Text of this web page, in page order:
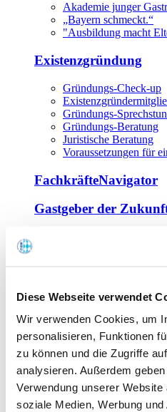
Diese Webseite verwendet
Wir verwenden Cookies, um
personalisieren, Funktionen
zu können und die Zugriffe
analysieren. Außerdem
Verwendung unserer
soziale Medien, Werbung
Akademie junger
„Bayern schmeckt.“
"Ausbildung macht
Existenzgründung
Gründungs-Check-up
Gründungs-
Gründungs-Beratung
Juristische Beratung
Voraussetzungen für
FachkräfteNavigator
Gastgeber der
Offene Seminare
Tagen im Palais
Wirte-und
Lernplattform BOUNTI
Partner
Branchennahe